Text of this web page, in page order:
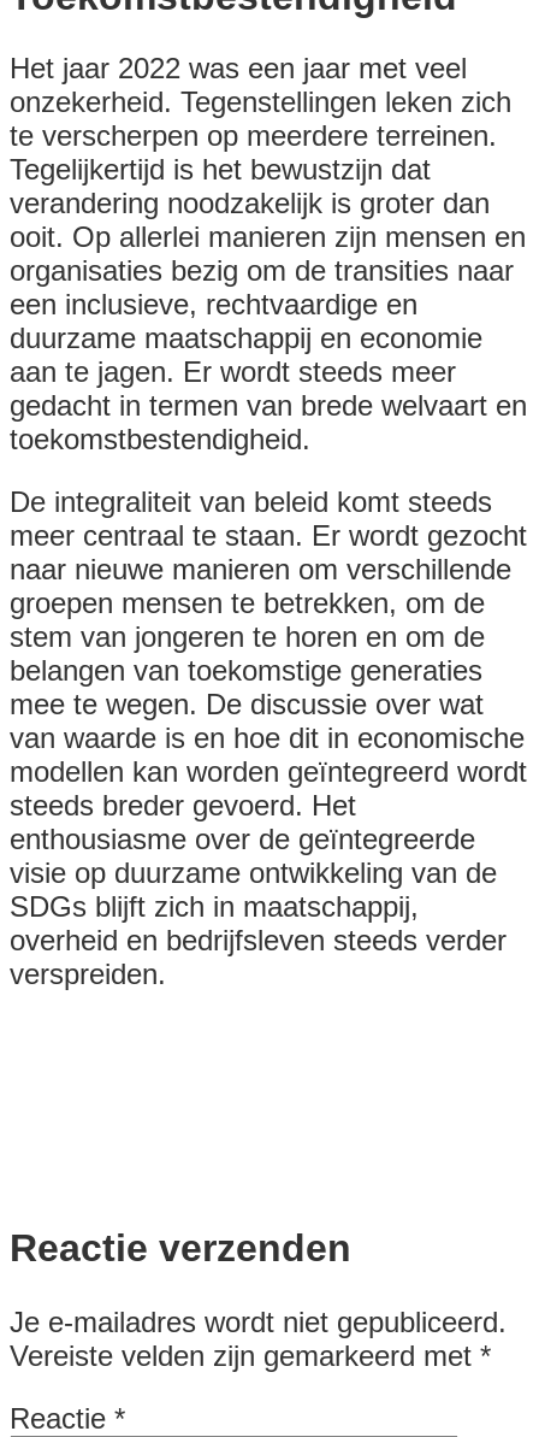
Het jaar 2022 was een jaar met veel
onzekerheid. Tegenstellingen leken zich
te verscherpen op meerdere terreinen.
Tegelijkertijd is het bewustzijn dat
verandering noodzakelijk is groter dan
ooit. Op allerlei manieren zijn mensen en
organisaties bezig om de transities naar
een inclusieve, rechtvaardige en
duurzame maatschappij en economie
aan te jagen. Er wordt steeds meer
gedacht in termen van brede welvaart en
toekomstbestendigheid.
De integraliteit van beleid komt steeds
meer centraal te staan. Er wordt gezocht
naar nieuwe manieren om verschillende
groepen mensen te betrekken, om de
stem van jongeren te horen en om de
belangen van toekomstige generaties
mee te wegen. De discussie over wat
van waarde is en hoe dit in economische
modellen kan worden geïntegreerd wordt
steeds breder gevoerd. Het
enthousiasme over de geïntegreerde
visie op duurzame ontwikkeling van de
SDGs blijft zich in maatschappij,
overheid en bedrijfsleven steeds verder
verspreiden.
Reactie verzenden
Je e-mailadres wordt niet gepubliceerd.
Vereiste velden zijn gemarkeerd met *
Reactie *